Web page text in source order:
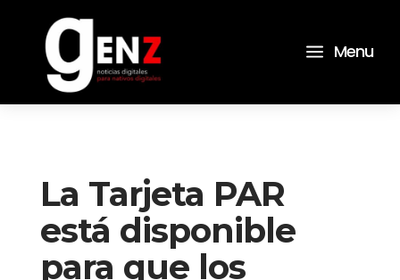
a Menu
La Tarjeta PAR
está disponible
para que los